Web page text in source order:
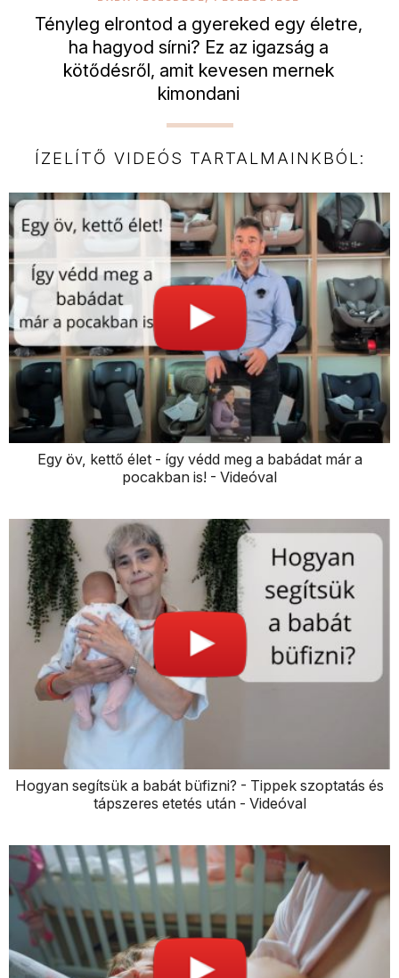
Tényleg elrontod a gyereked egy életre,
ha hagyod sírni? Ez az igazság a
kötődésről, amit kevesen mernek
kimondani
ÍZELÍTŐ VIDEÓS TARTALMAINKBÓL:
Egy öv, kettő élet - így védd meg a babádat már a
pocakban is! - Videóval
Hogyan segítsük a babát büfizni? - Tippek szoptatás és
tápszeres etetés után - Videóval